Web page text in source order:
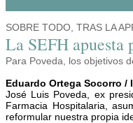
SOBRE TODO, TRAS LA
La SEFH apuesta
Para Poveda, los objetivos
Eduardo Ortega Socorro /
José Luis Poveda, ex
Farmacia Hospitalaria,
reformular nuestra propia